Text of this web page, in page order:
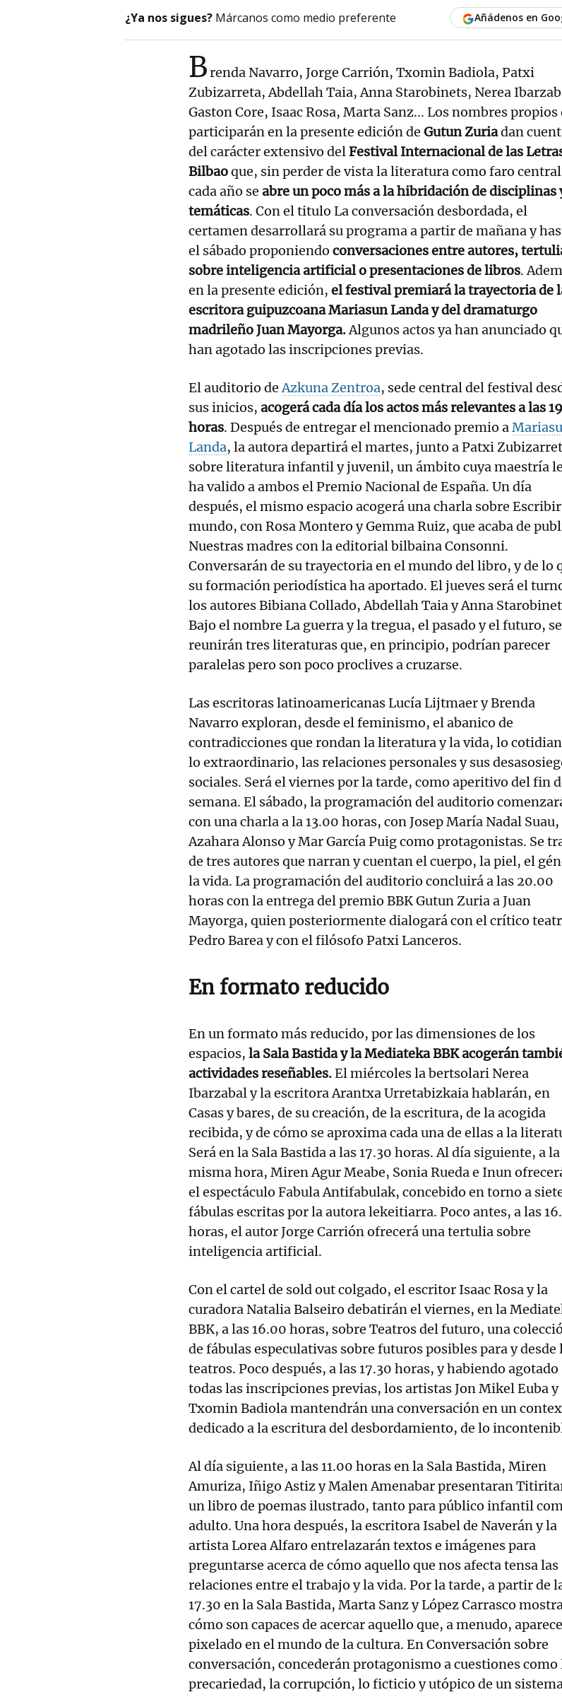
¿Ya nos sigues? Márcanos como medio preferente Añádenos en
Brenda Navarro, Jorge Carrión, Txomin Badiola, Patxi
Zubizarreta, Abdellah Taia, Anna Starobinets, Nerea
Gaston Core, Isaac Rosa, Marta Sanz... Los nombres propios
participarán en la presente edición de Gutun Zuriadan
del carácter extensivo delFestival Internacional de las
Bilbaoque, sin perder de vista la literatura como faro
cada año se abre un poco más a la hibridación de disciplinas
temáticas. Con el titulo La conversación desbordada, el
certamen desarrollará su programa a partir de mañana y
el sábado proponiendo conversaciones entre autores,
sobre inteligencia artificial o presentaciones de libros.
en la presente edición, el festival premiará la trayectoria de
escritora guipuzcoana Mariasun Landa y del dramaturgo
madrileño Juan Mayorga.Algunos actos ya han anunciado
han agotado las inscripciones previas.
El auditorio deAzkuna Zentroa, sede central del festival
sus inicios, acogerá cada día los actos más relevantes a las
horas. Después de entregar el mencionado premio a
Landa, la autora departirá el martes, junto a Patxi
sobre literatura infantil y juvenil, un ámbito cuya maestría
ha valido a ambos el Premio Nacional de España. Un día
después, el mismo espacio acogerá una charla sobre
mundo, con Rosa Montero y Gemma Ruiz, que acaba de
Nuestras madres con la editorial bilbaina Consonni.
Conversarán de su trayectoria en el mundo del libro, y de lo
su formación periodística ha aportado. El jueves será el
los autores Bibiana Collado, Abdellah Taia y Anna
Bajo el nombre La guerra y la tregua, el pasado y el futuro, se
reunirán tres literaturas que, en principio, podrían parecer
paralelas pero son poco proclives a cruzarse.
Las escritoras latinoamericanas Lucía Lijtmaer y Brenda
Navarro exploran, desde el feminismo, el abanico de
contradicciones que rondan la literatura y la vida, lo
lo extraordinario, las relaciones personales y sus
sociales. Será el viernes por la tarde, como aperitivo del fin
semana. El sábado, la programación del auditorio
con una charla a la 13.00 horas, con Josep María Nadal Suau,
Azahara Alonso y Mar García Puig como protagonistas. Se
de tres autores que narran y cuentan el cuerpo, la piel, el
la vida. La programación del auditorio concluirá a las 20.00
horas con la entrega del premio BBK Gutun Zuria a Juan
Mayorga, quien posteriormente dialogará con el crítico
Pedro Barea y con el filósofo Patxi Lanceros.
En formato reducido
En un formato más reducido, por las dimensiones de los
espacios, la Sala Bastida y la Mediateka BBK acogerán
actividades reseñables.El miércoles la bertsolari Nerea
Ibarzabal y la escritora Arantxa Urretabizkaia hablarán, en
Casas y bares, de su creación, de la escritura, de la acogida
recibida, y de cómo se aproxima cada una de ellas a la
Será en la Sala Bastida a las 17.30 horas. Al día siguiente, a la
misma hora, Miren Agur Meabe, Sonia Rueda e Inun
el espectáculo Fabula Antifabulak, concebido en torno a
fábulas escritas por la autora lekeitiarra. Poco antes, a las
horas, el autor Jorge Carrión ofrecerá una tertulia sobre
inteligencia artificial.
Con el cartel de sold out colgado, el escritor Isaac Rosa y la
curadora Natalia Balseiro debatirán el viernes, en la
BBK, a las 16.00 horas, sobre Teatros del futuro, una
de fábulas especulativas sobre futuros posibles para y desde
teatros. Poco después, a las 17.30 horas, y habiendo agotado
todas las inscripciones previas, los artistas Jon Mikel Euba y
Txomin Badiola mantendrán una conversación en un
dedicado a la escritura del desbordamiento, de lo
Al día siguiente, a las 11.00 horas en la Sala Bastida, Miren
Amuriza, Iñigo Astiz y Malen Amenabar presentaran
un libro de poemas ilustrado, tanto para público infantil
adulto. Una hora después, la escritora Isabel de Naverán y la
artista Lorea Alfaro entrelazarán textos e imágenes para
preguntarse acerca de cómo aquello que nos afecta tensa las
relaciones entre el trabajo y la vida. Por la tarde, a partir de
17.30 en la Sala Bastida, Marta Sanz y López Carrasco
cómo son capaces de acercar aquello que, a menudo, aparece
pixelado en el mundo de la cultura. En Conversación sobre
conversación, concederán protagonismo a cuestiones como
precariedad, la corrupción, lo ficticio y utópico de un